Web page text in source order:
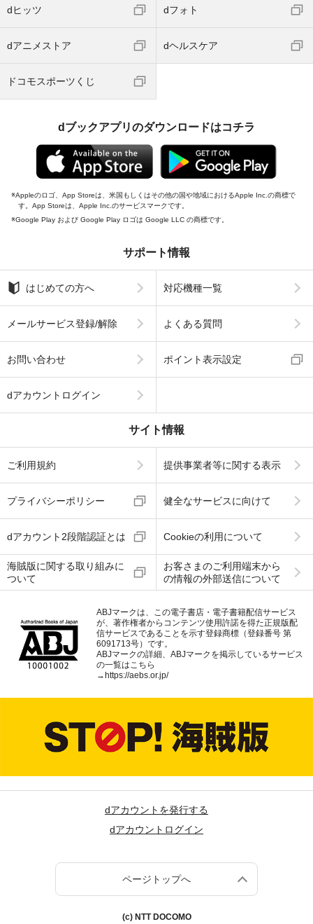
dヒッツ dフォト
dアニメストア dヘルスケア
ドコモスポーツくじ
dブックアプリのダウンロードはコチラ
Appleのロゴ、App Storeは、米国もしくはその他の国や地域におけるApple Inc.の商標で
す。App Storeは、Apple Inc.のサービスマークです。
Google Play および Google Play ロゴは Google LLC の商標です。
サポート情報
はじめての方へ 対応機種一覧
メールサービス登録/解除 よくある質問
お問い合わせ ポイント表示設定
dアカウントログイン
サイト情報
ご利用規約 提供事業者等に関する表示
プライバシーポリシー 健全なサービスに向けて
dアカウント2段階認証とは Cookieの利用について
海賊版に関する取り組みに
ついて
お客さまのご利用端末から
の情報の外部送信について
ABJマークは、この電子書店・電子書籍配信サービス
が、著作権者からコンテンツ使用許諾を得た正規版配
信サービスであることを示す登録商標（登録番号 第
6091713号）です。
ABJマークの詳細、ABJマークを掲示しているサービス
の一覧はこちら
→ https://aebs.or.jp/
dアカウントを発行する
dアカウントログイン
ページトップへ
(c) NTT DOCOMO